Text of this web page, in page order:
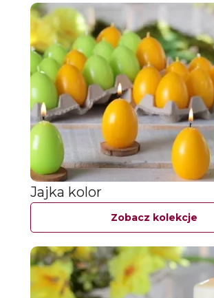
Jajka kolor
Zobacz kolekcje